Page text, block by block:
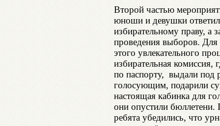
Второй частью
юноши и девушки
избирательному праву, а
проведения выборов. Для
этого увлекательного
избирательная комиссия,
по паспорту, выдали под
голосующим, подарили
настоящая кабинка для
они опустили бюллетени.
ребята убедились, что